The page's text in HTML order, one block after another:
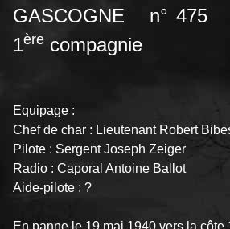
GASCOGNE n°
1ère compagnie
Equipage :
Chef de char : Lieutenant Robert
Pilote : Sergent Joseph Zeiger
Radio : Caporal Antoine Ballot
Aide-pilote : ?